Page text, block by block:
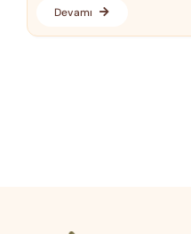
Devamı